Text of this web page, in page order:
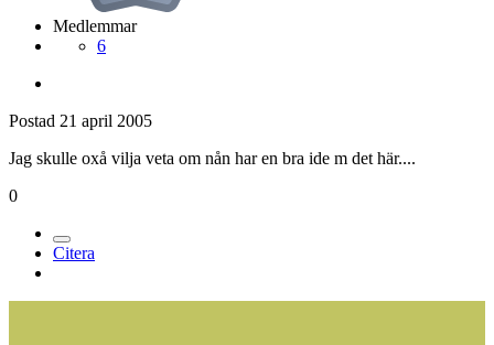
Medlemmar
6
Postad 21 april 2005
Jag skulle oxå vilja veta om nån har en bra ide m det här....
0
Citera